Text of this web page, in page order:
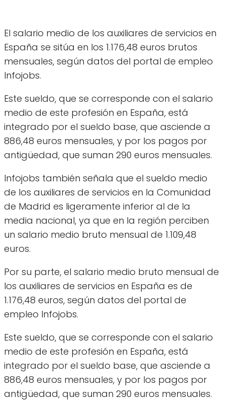
El salario medio de los auxiliares de servicios en
España se sitúa en los 1.176,48 euros brutos
mensuales, según datos del portal de empleo
Infojobs.
Este sueldo, que se corresponde con el salario
medio de este profesión en España, está
integrado por el sueldo base, que asciende a
886,48 euros mensuales, y por los pagos por
antigüedad, que suman 290 euros mensuales.
Infojobs también señala que el sueldo medio
de los auxiliares de servicios en la Comunidad
de Madrid es ligeramente inferior al de la
media nacional, ya que en la región perciben
un salario medio bruto mensual de 1.109,48
euros.
Por su parte, el salario medio bruto mensual de
los auxiliares de servicios en España es de
1.176,48 euros, según datos del portal de
empleo Infojobs.
Este sueldo, que se corresponde con el salario
medio de este profesión en España, está
integrado por el sueldo base, que asciende a
886,48 euros mensuales, y por los pagos por
antigüedad, que suman 290 euros mensuales.